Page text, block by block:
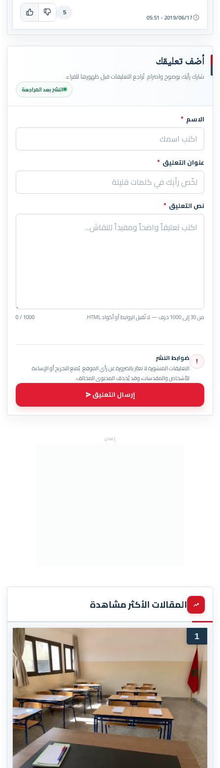
2019/06/17 - 05:51
5
أضف تعليقك
شارك رأيك بوضوح واحترام. تُراجع التعليقات قبل ظهورها للقراء.
النشر بعد المراجعة
اترك هذا الحقل فارغاً
الاسم *
عنوان التعليق *
نص التعليق *
من 30 إلى 1000 حرف — لا تُقبل الروابط أو أكواد HTML. 0 / 1000
! ضوابط النشر
التعليقات المنشورة لا تعبّر بالضرورة عن رأي الموقع. يُمنع التجريح أو الإساءة
للأشخاص والمقدسات، وقد يُحذف المحتوى المخالف.
إرسال التعليق
إعلان
المقالات الأكثر مشاهدة
1